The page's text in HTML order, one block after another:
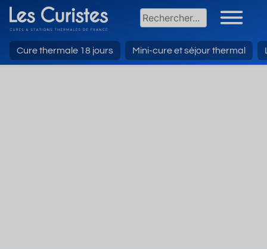
Cure thermale 18 jours Mini-cure et séjour thermal